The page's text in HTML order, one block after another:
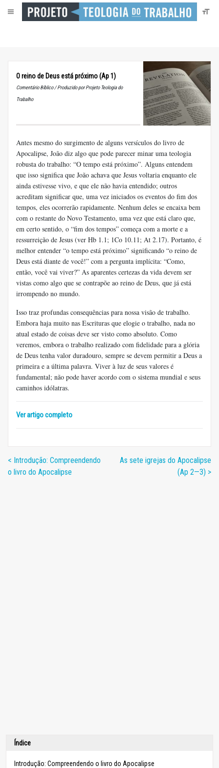
O reino de Deus está próximo (Ap 1)
Comentário Bíblico / Produzido por Projeto Teologia do
Trabalho
Antes mesmo do surgimento de alguns versículos do livro de
Apocalipse, João diz algo que pode parecer minar uma teologia
robusta do trabalho: “O tempo está próximo”. Alguns entendem
que isso significa que João achava que Jesus voltaria enquanto ele
ainda estivesse vivo, e que ele não havia entendido; outros
acreditam significar que, uma vez iniciados os eventos do fim dos
tempos, eles ocorrerão rapidamente. Nenhum deles se encaixa bem
com o restante do Novo Testamento, uma vez que está claro que,
em certo sentido, o “fim dos tempos” começa com a morte e a
ressurreição de Jesus (ver Hb 1.1; 1Co 10.11; At 2.17). Portanto, é
melhor entender “o tempo está próximo” significando “o reino de
Deus está diante de você!” com a pergunta implícita: “Como,
então, você vai viver?” As aparentes certezas da vida devem ser
vistas como algo que se contrapõe ao reino de Deus, que já está
irrompendo no mundo.
Isso traz profundas consequências para nossa visão de trabalho.
Embora haja muito nas Escrituras que elogie o trabalho, nada no
atual estado de coisas deve ser visto como absoluto. Como
veremos, embora o trabalho realizado com fidelidade para a glória
de Deus tenha valor duradouro, sempre se devem permitir a Deus a
primeira e a última palavra. Viver à luz de seus valores é
fundamental; não pode haver acordo com o sistema mundial e seus
caminhos idólatras.
Ver artigo completo
< Introdução: Compreendendo
o livro do Apocalipse
As sete igrejas do Apocalipse
(Ap 2—3) >
Índice
Introdução: Compreendendo o livro do Apocalipse